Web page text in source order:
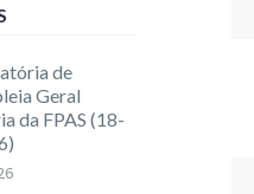
de
Geral
da FPAS (18-